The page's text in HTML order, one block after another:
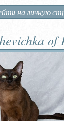
на личную
of